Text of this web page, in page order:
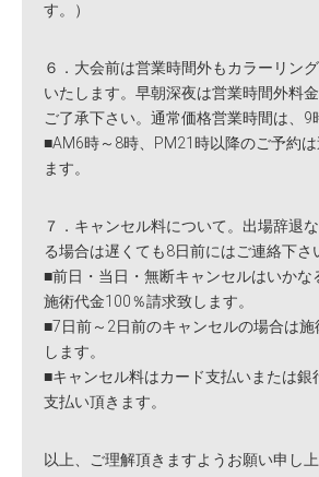
す。）
６．大会前は営業時間外もカラーリン
いたします。早朝深夜は営業時間外料
ご了承下さい。通常価格営業時間は、9
■AM6時～8時、PM21時以降のご予約
ます。
７．キャンセル料について。出場辞退
る場合は遅くても8日前にはご連絡下さ
■前日・当日・無断キャンセルはいかな
施術代金100％請求致します。
■7日前～2日前のキャンセルの場合は
します。
■キャンセル料はカード支払いまたは銀
支払い頂きます。
以上、ご理解頂きますようお願い申し上